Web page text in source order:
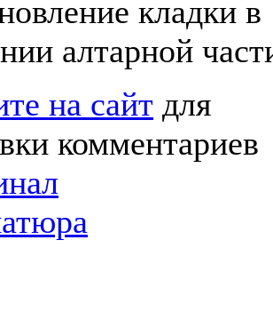
на сайт для
комментариев